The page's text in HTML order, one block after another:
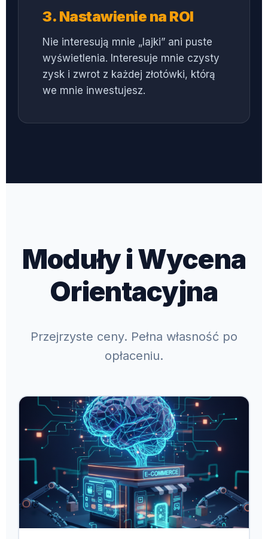
3. Nastawienie na ROI
Nie interesują mnie „lajki” ani puste
wyświetlenia. Interesuje mnie czysty
zysk i zwrot z każdej złotówki, którą
we mnie inwestujesz.
Moduły i Wycena
Orientacyjna
Przejrzyste ceny. Pełna własność po
opłaceniu.